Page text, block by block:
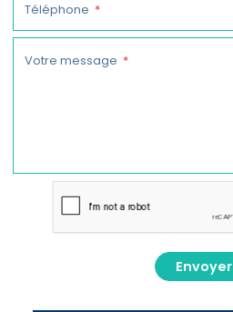
Téléphone
Votre message
Envoyer